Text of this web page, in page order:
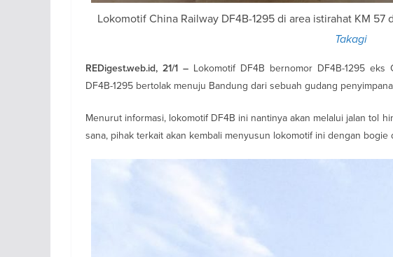
Lokomotif China Railway DF4B-1295 di area istirahat KM 57
Takagi
REDigest.web.id, 21/1 – Lokomotif DF4B bernomor DF4B-1295
DF4B-1295 bertolak menuju Bandung dari sebuah gudang
Menurut informasi, lokomotif DF4B ini nantinya akan melalui jalan tol
sana, pihak terkait akan kembali menyusun lokomotif ini dengan bogie